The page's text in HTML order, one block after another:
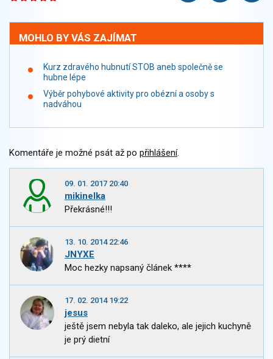
MOHLO BY VÁS ZAJÍMAT
Kurz zdravého hubnutí STOB aneb společně se
hubne lépe
Výběr pohybové aktivity pro obézní a osoby s
nadváhou
Komentáře je možné psát až po přihlášení.
09. 01. 2017 20:40
mikinelka
Překrásné!!!
13. 10. 2014 22:46
JNYXE
Moc hezky napsaný článek ****
17. 02. 2014 19:22
jesus
ještě jsem nebyla tak daleko, ale jejich kuchyně
je prý dietní